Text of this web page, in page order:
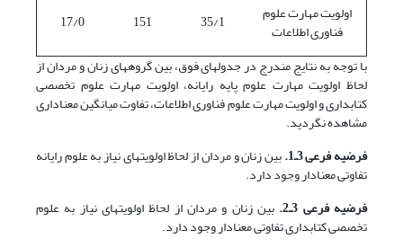
اولویت مهارت علوم
فناوری اطلاعات 35/1
151
17/0
با توجه به نتایج مندرج در جدولهای فوق، بین گروههای زنان و مردان از
لحاظ اولویت مهارت علوم پایه رایانه، اولویت مهارت علوم تخصصی
کتابداری و اولویت مهارت علوم فناوری اطلاعات، تفاوت میانگین معناداری
مشاهده نگردید.
فرضیه فرعی 3ـ1.
بین زنان و مردان از لحاظ اولویتهای نیاز به علوم رایانه
تفاوتی معنادار وجود دارد.
فرضیه فرعی 3ـ2.
بین زنان و مردان از لحاظ اولویتهای نیاز به علوم
تخصصی کتابداری تفاوتی معنادار وجود دارد.